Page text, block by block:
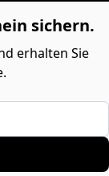
sichern.
erhalten Sie